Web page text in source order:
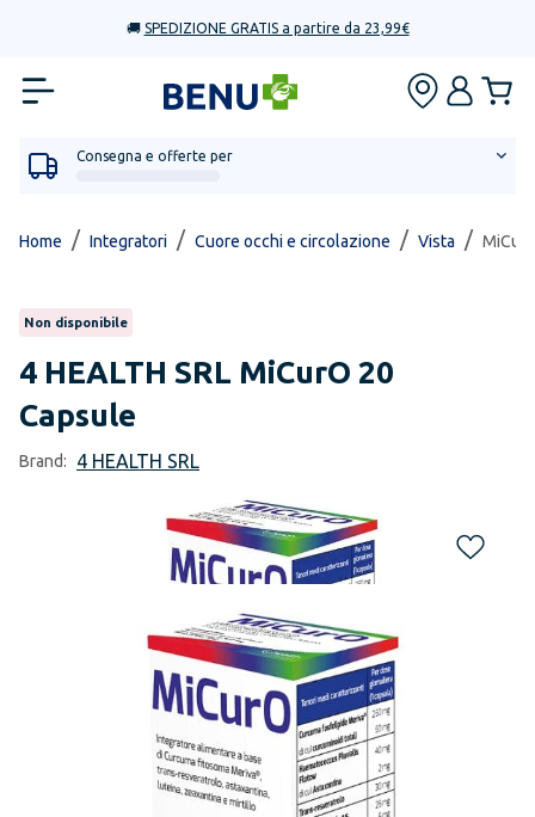
🚚 SPEDIZIONE GRATIS a partire da 23,99€
Consegna e offerte per
Home / Integratori / Cuore occhi e circolazione / Vista /
Non disponibile
4 HEALTH SRL MiCurO 20
Capsule
Brand: 4 HEALTH SRL